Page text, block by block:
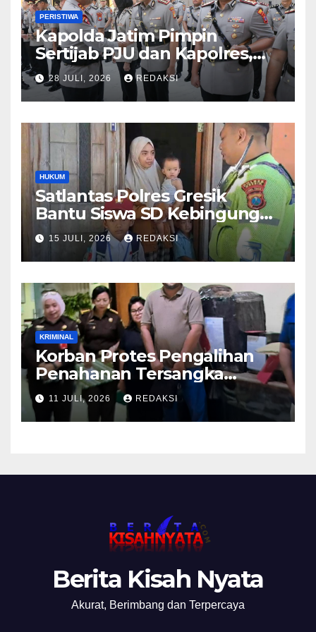
PERISTIWA
Kapolda Jatim Pimpin
Sertijab PJU dan Kapolres,
Perkuat Regenerasi
Kepemimpinan dan
Pelayanan Presisi
28 JULI, 2026 REDAKSI
HUKUM
Satlantas Polres Gresik
Bantu Siswa SD Kebingungan
Saat Pulang Sekolah,
Langsung Diantar ke Rumah
Orang Tua Lega
15 JULI, 2026 REDAKSI
KRIMINAL
Korban Protes Pengalihan
Penahanan Tersangka
Pemalsuan Merek Skincare,
Kasi Penkum Kejati Jatim:
Nanti Saya Tegur Jaksanya
11 JULI, 2026 REDAKSI
Berita Kisah Nyata
Akurat, Berimbang dan Terpercaya